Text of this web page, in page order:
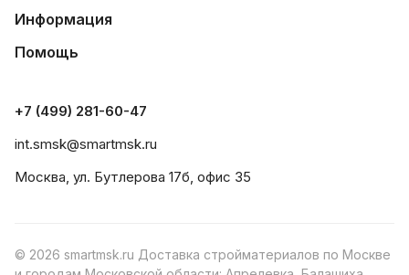
Информация
Помощь
+7 (499) 281-60-47
int.smsk@smartmsk.ru
Москва, ул. Бутлерова 17б, офис 35
© 2026 smartmsk.ru Доставка стройматериалов по Москве